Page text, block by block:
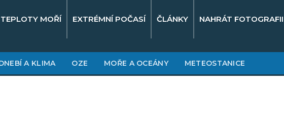
TEPLOTY MOŘÍ EXTRÉMNÍ POČASÍ ČLÁNKY NAHRÁT FOTOGRAFII
A KLIMA OZE MOŘE A OCEÁNY METEOSTANICE